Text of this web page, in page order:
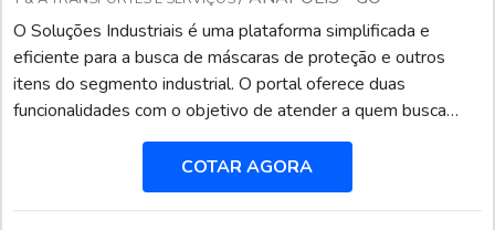
O Soluções Industriais é uma plataforma simplificada e
eficiente para a busca de máscaras de proteção e outros
itens do segmento industrial. O portal oferece duas
funcionalidades com o objetivo de atender a quem busca
produtos e serviços dentro do segmento industrial ou
empresas com interesse na divulgação de seus produtos e
serviços de forma centralizada e ágil.A plataforma oferece
uma vasta variedade de materiais como máscaras de prot...
COTAR AGORA